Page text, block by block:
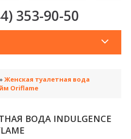
353-90-50
Женская туалетная вода
Oriflame
ВОДА INDULGENCE